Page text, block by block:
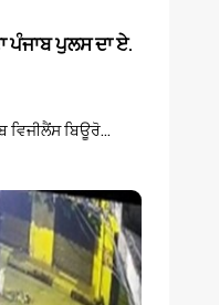
ਪੰਜਾਬ ਪੁਲਸ ਦਾ ਏ.
ਬਿਊਰੋ...